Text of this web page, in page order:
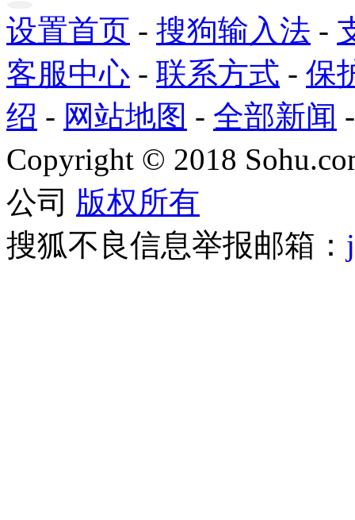
设置首页 - 搜狗输入法 -
客服中心 - 联系方式 - 保
绍 - 网站地图 - 全部新闻
Copyright © 2018
公司 版权所有
搜狐不良信息举报邮箱：